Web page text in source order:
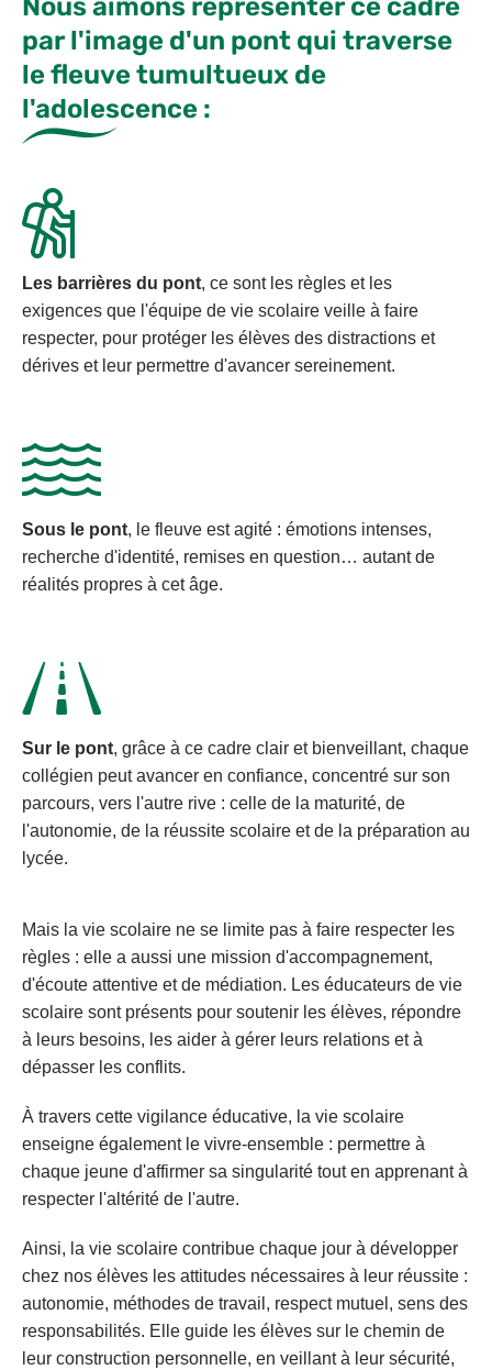
Nous aimons représenter ce cadre
par l'image d'un pont qui traverse
le fleuve tumultueux de
l'adolescence :
Les barrières du pont, ce sont les règles et les
exigences que l'équipe de vie scolaire veille à faire
respecter, pour protéger les élèves des distractions et
dérives et leur permettre d'avancer sereinement.
Sous le pont, le fleuve est agité : émotions intenses,
recherche d'identité, remises en question… autant de
réalités propres à cet âge.
Sur le pont, grâce à ce cadre clair et bienveillant, chaque
collégien peut avancer en confiance, concentré sur son
parcours, vers l'autre rive : celle de la maturité, de
l'autonomie, de la réussite scolaire et de la préparation au
lycée.
Mais la vie scolaire ne se limite pas à faire respecter les
règles : elle a aussi une mission d'accompagnement,
d'écoute attentive et de médiation. Les éducateurs de vie
scolaire sont présents pour soutenir les élèves, répondre
à leurs besoins, les aider à gérer leurs relations et à
dépasser les conflits.
À travers cette vigilance éducative, la vie scolaire
enseigne également le vivre-ensemble : permettre à
chaque jeune d'affirmer sa singularité tout en apprenant à
respecter l'altérité de l'autre.
Ainsi, la vie scolaire contribue chaque jour à développer
chez nos élèves les attitudes nécessaires à leur réussite :
autonomie, méthodes de travail, respect mutuel, sens des
responsabilités. Elle guide les élèves sur le chemin de
leur construction personnelle, en veillant à leur sécurité,